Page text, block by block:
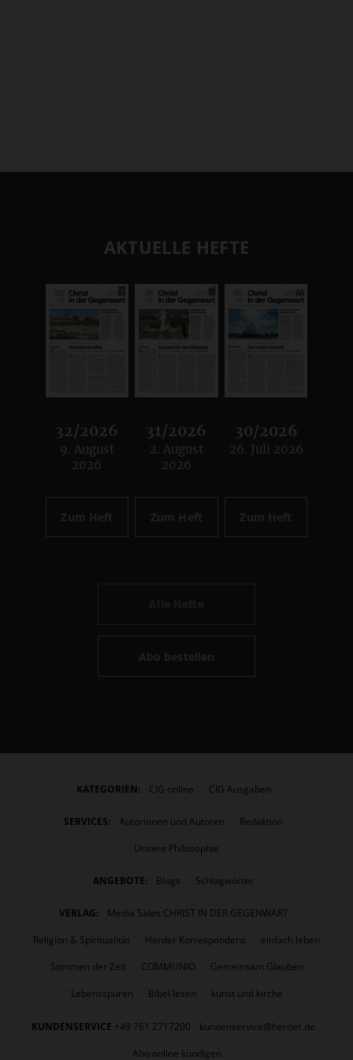
AKTUELLE HEFTE
32/2026
:
9. August
2026
Zum Heft
31/2026
:
2. August
2026
Zum Heft
30/2026
:
26. Juli 2026
Zum Heft
Abo bestellen
KATEGORIEN: CIG online CIG Ausgaben
SERVICES: Autorinnen und Autoren
Redaktion
Unsere Philosophie
ANGEBOTE: Blogs Schlagwörter
VERLAG:
Media Sales CHRIST IN DER GEGENWART
Religion & Spiritualität
Herder Korrespondenz
einfach leben
Stimmen der Zeit
COMMUNIO
Gemeinsam Glauben
Lebensspuren
Bibel lesen kunst und kirche
KUNDENSERVICE +49 761 2717200
kundenservice@herder.de
Abo online kündigen